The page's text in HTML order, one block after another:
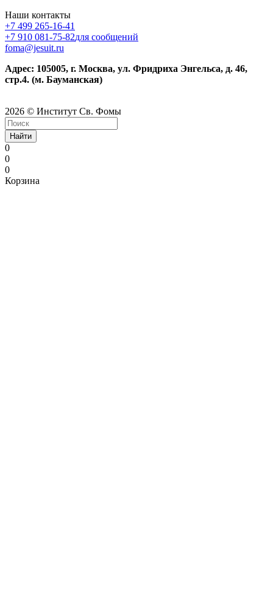
Наши контакты
+7 499 265-16-41
+7 910 081-75-82для сообщений
foma@jesuit.ru
Адрес: 105005, г. Москва, ул. Фридриха Энгельса, д. 46,
стр.4. (м. Бауманская)
2026 © Институт Св. Фомы
Найти
0
0
0
Корзина